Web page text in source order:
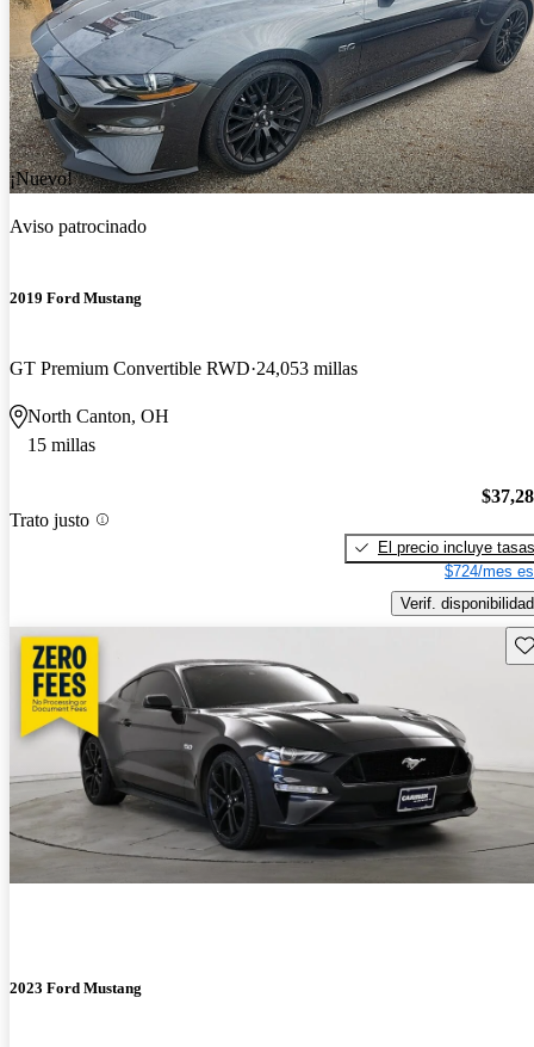
¡Nuevo!
Aviso patrocinado
2019 Ford Mustang
GT Premium Convertible RWD 24,053 millas
North Canton, OH
15 millas
Trato justo
El precio incluye tasas
$724/mes
Verif. disponibilidad
2023 Ford Mustang